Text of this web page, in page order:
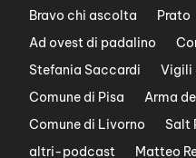
Bravo chi ascolta
Prato
Ad ovest di padalino
Stefania Saccardi
Vigili
Comune di Pisa
Arma
Comune di Livorno
Salt
altri-podcast
Matteo